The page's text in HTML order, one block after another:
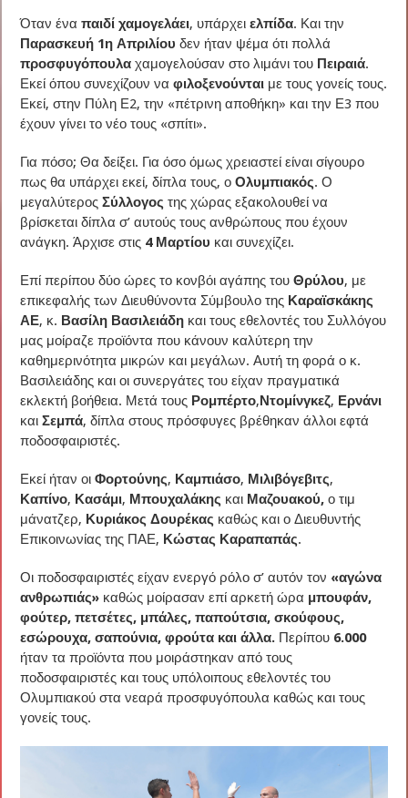
Όταν έναπαιδί χαμογελάει, υπάρχειελπίδα. Και την
Παρασκευή 1η Απριλίουδεν ήταν ψέμα ότι πολλά
προσφυγόπουλαχαμογελούσαν στο λιμάνι του Πειραιά.
Εκεί όπου συνεχίζουν ναφιλοξενούνται με τους γονείς τους.
Εκεί, στην Πύλη Ε2, την «πέτρινη αποθήκη» και την Ε3 που
έχουν γίνει το νέο τους «σπίτι».
Για πόσο; Θα δείξει. Για όσο όμως χρειαστεί είναι σίγουρο
πως θα υπάρχει εκεί, δίπλα τους, οΟλυμπιακός. Ο
μεγαλύτεροςΣύλλογοςτης χώρας εξακολουθεί να
βρίσκεται δίπλα σ’ αυτούς τους ανθρώπους που έχουν
ανάγκη. Άρχισε στις 4 Μαρτίου και συνεχίζει.
Επί περίπου δύο ώρες το κονβόι αγάπης τουΘρύλου, με
επικεφαλής των Διευθύνοντα Σύμβουλο της Καραϊσκάκης
ΑΕ, κ. Βασίλη Βασιλειάδη και τους εθελοντές του Συλλόγου
μας μοίραζε προϊόντα που κάνουν καλύτερη την
καθημερινότητα μικρών και μεγάλων. Αυτή τη φορά ο κ.
Βασιλειάδης και οι συνεργάτες του είχαν πραγματικά
εκλεκτή βοήθεια. Μετά τους Ρομπέρτο,Ντομίνγκεζ, Ερνάνι
καιΣεμπά, δίπλα στους πρόσφυγες βρέθηκαν άλλοι εφτά
ποδοσφαιριστές.
Εκεί ήταν οιΦορτούνης, Καμπιάσο, Μιλιβόγεβιτς,
Καπίνο, Κασάμι, Μπουχαλάκης και Μαζουακού,ο τιμ
μάνατζερ, Κυριάκος Δουρέκας καθώς και ο Διευθυντής
Επικοινωνίας της ΠΑΕ, Κώστας Καραπαπάς.
Οι ποδοσφαιριστές είχαν ενεργό ρόλο σ’ αυτόν τον «αγώνα
ανθρωπιάς» καθώς μοίρασαν επί αρκετή ώρα μπουφάν,
φούτερ, πετσέτες, μπάλες, παπούτσια, σκούφους,
εσώρουχα, σαπούνια, φρούτα και άλλα. Περίπου 6.000
ήταν τα προϊόντα που μοιράστηκαν από τους
ποδοσφαιριστές και τους υπόλοιπους εθελοντές του
Ολυμπιακού στα νεαρά προσφυγόπουλα καθώς και τους
γονείς τους.